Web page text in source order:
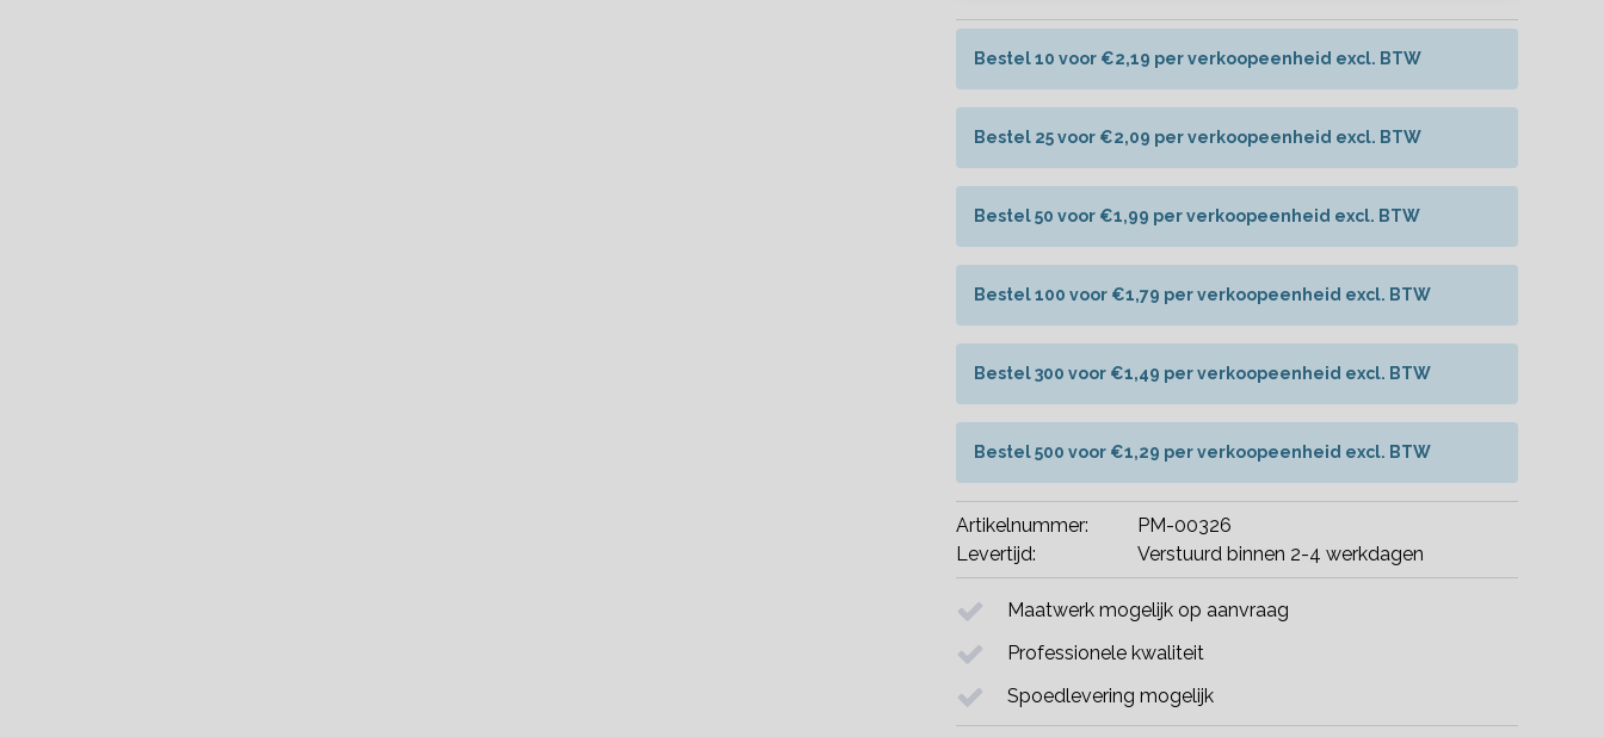
Bestel 10 voor €2,19 per verkoopeenheid excl. BTW
Bestel 25 voor €2,09 per verkoopeenheid excl. BTW
Bestel 50 voor €1,99 per verkoopeenheid excl. BTW
Bestel 100 voor €1,79 per verkoopeenheid excl. BTW
Bestel 300 voor €1,49 per verkoopeenheid excl. BTW
Bestel 500 voor €1,29 per verkoopeenheid excl. BTW
Artikelnummer:
PM-00326
Levertijd:
Verstuurd binnen 2-4 werkdagen
Maatwerk mogelijk op aanvraag
Professionele kwaliteit
Spoedlevering mogelijk